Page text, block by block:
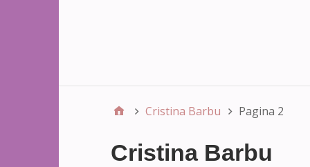
Cristina Barbu Pagina 2
Cristina Barbu